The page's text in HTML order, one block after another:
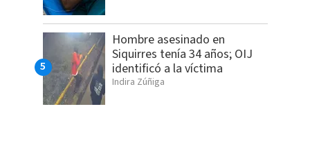
Hombre asesinado en
Siquirres tenía 34 años; OIJ
identificó a la víctima
Indira Zúñiga